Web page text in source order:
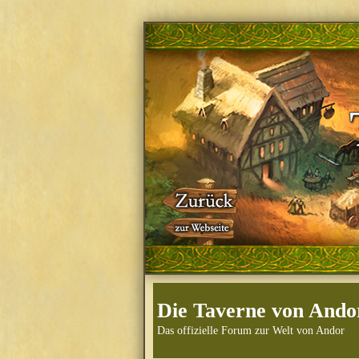
Die Taverne von
Das offizielle Forum zur Welt von Andor